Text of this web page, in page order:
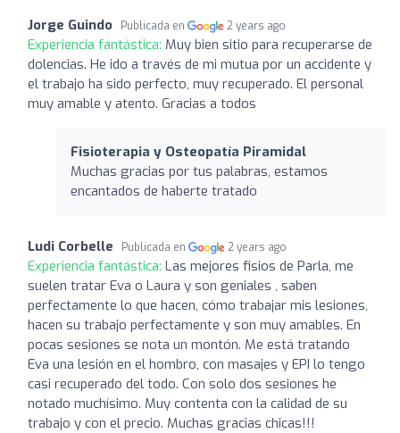
Jorge Guindo Publicada en 2 years ago
Experiencia fantástica: Muy bien sitio para recuperarse de
dolencias. He ido a través de mi mutua por un accidente y
el trabajo ha sido perfecto, muy recuperado. El personal
muy amable y atento. Gracias a todos
Fisioterapia y Osteopatía Piramidal
Muchas gracias por tus palabras, estamos
encantados de haberte tratado
Ludi Corbelle Publicada en 2 years ago
Experiencia fantástica: Las mejores fisios de Parla, me
suelen tratar Eva o Laura y son geniales , saben
perfectamente lo que hacen, cómo trabajar mis lesiones,
hacen su trabajo perfectamente y son muy amables. En
pocas sesiones se nota un montón. Me está tratando
Eva una lesión en el hombro, con masajes y EPI lo tengo
casi recuperado del todo. Con solo dos sesiones he
notado muchísimo. Muy contenta con la calidad de su
trabajo y con el precio. Muchas gracias chicas!!!